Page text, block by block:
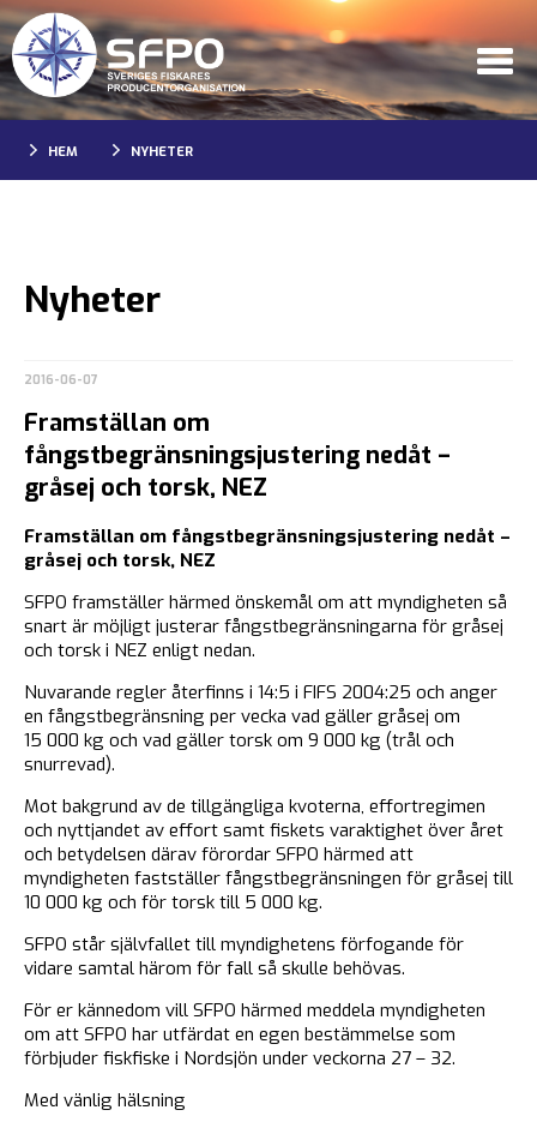
HEM NYHETER
Nyheter
2016-06-07
Framställan om
fångstbegränsningsjustering nedåt –
gråsej och torsk, NEZ
Framställan om fångstbegränsningsjustering nedåt –
gråsej och torsk, NEZ
SFPO framställer härmed önskemål om att myndigheten så
snart är möjligt justerar fångstbegränsningarna för gråsej
och torsk i NEZ enligt nedan.
Nuvarande regler återfinns i 14:5 i FIFS 2004:25 och anger
en fångstbegränsning per vecka vad gäller gråsej om
15 000 kg och vad gäller torsk om 9 000 kg (trål och
snurrevad).
Mot bakgrund av de tillgängliga kvoterna, effortregimen
och nyttjandet av effort samt fiskets varaktighet över året
och betydelsen därav förordar SFPO härmed att
myndigheten fastställer fångstbegränsningen för gråsej till
10 000 kg och för torsk till 5 000 kg.
SFPO står självfallet till myndighetens förfogande för
vidare samtal härom för fall så skulle behövas.
För er kännedom vill SFPO härmed meddela myndigheten
om att SFPO har utfärdat en egen bestämmelse som
förbjuder fiskfiske i Nordsjön under veckorna 27 – 32.
Med vänlig hälsning